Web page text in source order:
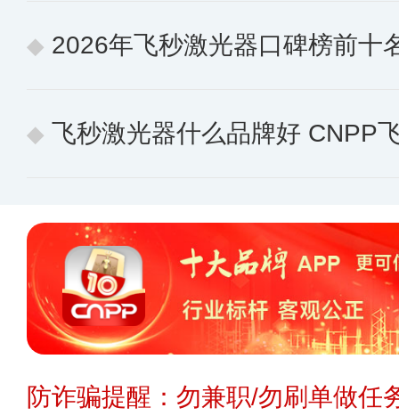
2026年飞秒激光器口碑榜前十名 消费者
飞秒激光器什么品牌好 CNPP飞秒激光
防诈骗提醒：勿兼职/勿刷单做任